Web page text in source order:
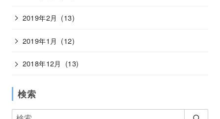
2019年2月 (13)
2019年1月 (12)
2018年12月 (13)
検索